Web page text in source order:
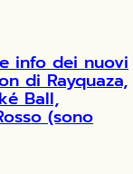
info dei nuovi
di Rayquaza,
Ball,
(sono